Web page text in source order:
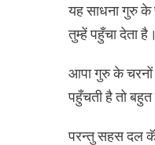
यह साधना गुरु के
तुम्हें पहुँचा देता
आपा गुरु के चरनों
पहुँचती है तो बहुत
परन्तु सहस दल